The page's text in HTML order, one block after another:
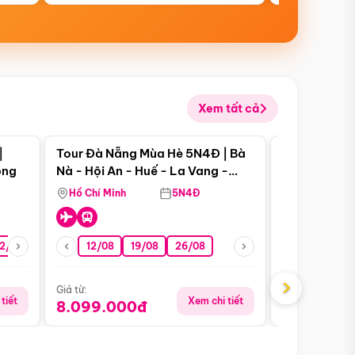
Xem tất cả
08 26/08 05/09 09/09 12/09
tiết
Điểm nổi bật
Tour Đà Nẵng Mùa Hè 5N4Đ | Bà
Nà - Hội An - Huế - La Vang -
Động Thiên Đường
Hồ Chí Minh 5N4Đ
12/08 19/08 26/08
Giá từ:
8.099.000đ Xem chi tiết
Giá từ:
›